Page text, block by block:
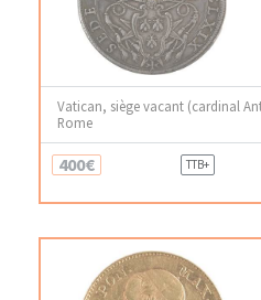
Vatican, siège vacant (cardinal
Rome
400€ TTB+